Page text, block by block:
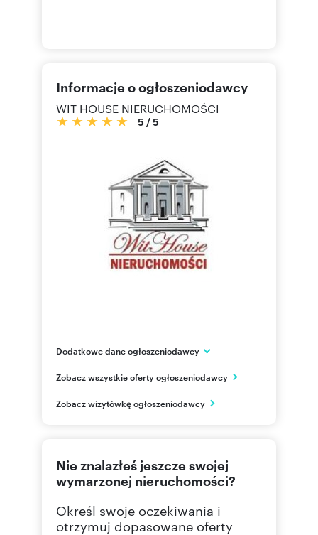
Informacje o ogłoszeniodawcy
WIT HOUSE NIERUCHOMOŚCI
5 /5
Dodatkowe dane ogłoszeniodawcy
Warszawa
PL
511123 Pokaż telefon
Zobacz wszystkie oferty ogłoszeniodawcy
Zobacz wizytówkę ogłoszeniodawcy
Nie znalazłeś jeszcze swojej
wymarzonej nieruchomości?
Określ swoje oczekiwania i
otrzymuj dopasowane oferty